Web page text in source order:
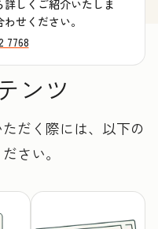
しくご紹介いたしま
せください。
7768
ンツ
だく際には、以下の
さい。